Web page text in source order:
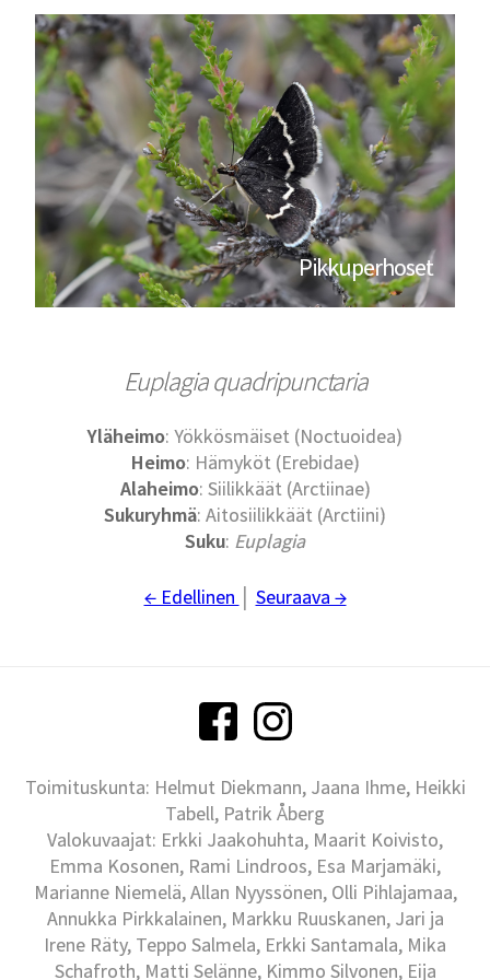
Pikkuperhoset
Euplagia quadripunctaria
Yläheimo: Yökkösmäiset (Noctuoidea)
Heimo: Hämyköt (Erebidae)
Alaheimo: Siilikkäät (Arctiinae)
Sukuryhmä: Aitosiilikkäät (Arctiini)
Suku: Euplagia
← Edellinen Seuraava →
Toimituskunta: Helmut Diekmann, Jaana Ihme, Heikki
Tabell, Patrik Åberg
Valokuvaajat: Erkki Jaakohuhta, Maarit Koivisto,
Emma Kosonen, Rami Lindroos, Esa Marjamäki,
Marianne Niemelä, Allan Nyyssönen, Olli Pihlajamaa,
Annukka Pirkkalainen, Markku Ruuskanen, Jari ja
Irene Räty, Teppo Salmela, Erkki Santamala, Mika
Schafroth, Matti Selänne, Kimmo Silvonen, Eija